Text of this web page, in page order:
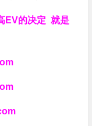
EV的决定就是